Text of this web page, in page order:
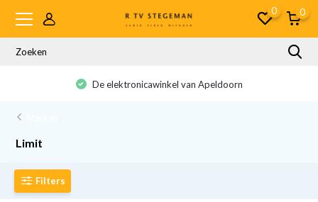
0 0
De elektronicawinkel van Apeldoorn
Limit
Filters